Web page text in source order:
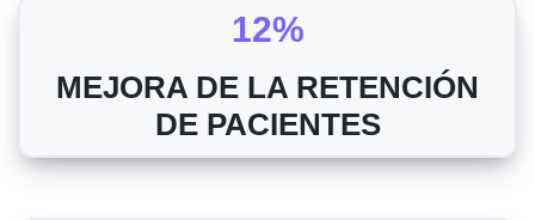
12%
MEJORA DE LA RETENCIÓN
DE PACIENTES